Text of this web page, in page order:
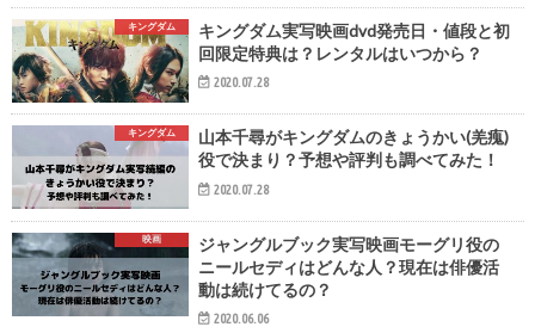
キングダム
キングダム実写映画dvd発売日・値段と初
回限定特典は？レンタルはいつから？
2020.07.28
キングダム
山本千尋がキングダムのきょうかい(羌瘣)
役で決まり？予想や評判も調べてみた！
2020.07.28
映画
ジャングルブック実写映画モーグリ役の
ニールセディはどんな人？現在は俳優活
動は続けてるの？
2020.06.06